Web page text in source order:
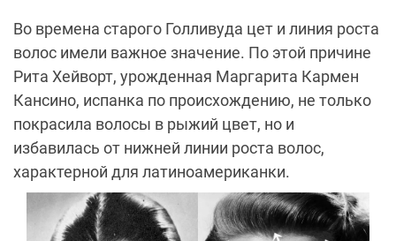
Во времена старого Голливуда цет и линия роста
волос имели важное значение. По этой причине
Рита Хейворт, урожденная Маргарита Кармен
Кансино, испанка по происхождению, не только
покрасила волосы в рыжий цвет, но и
избавилась от нижней линии роста волос,
характерной для латиноамериканки.